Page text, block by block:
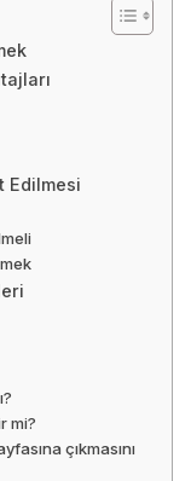
çıkmasını
büyütür mü?
algılar mı?
artırır mı?
Ne